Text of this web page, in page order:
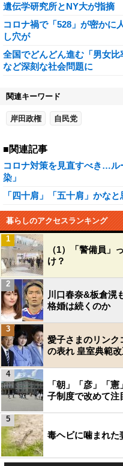
遺伝学研究所とNY大が指摘
コロナ禍で「528」が密かに
し穴が
全国でどんどん進む「男女
など深刻な社会問題に
関連キーワード
岸田政権 自民党
■関連記事
コロナ対策を見直すべき…ル
染」
「四十肩」「五十肩」かな
暮らしのアクセスランキング
（1）「警備員」
け？
1
川口春奈&板倉滉
格婚は続くのか
2
愛子さまのリンク
の表れ 皇室典範
3
「朝」「彦」「
子制度で改めて注
4
毒ヘビに噛まれた
5